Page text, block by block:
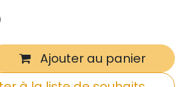
Ajouter au panier